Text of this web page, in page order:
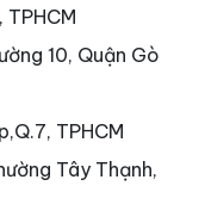
10, Quận Gò
TPHCM
Tây Thạnh,